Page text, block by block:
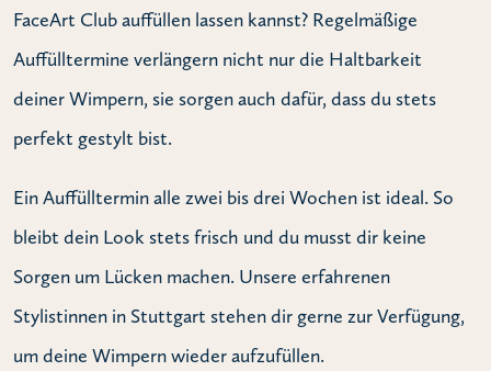
FaceArt Club auffüllen lassen kannst? Regelmäßige
Auffülltermine verlängern nicht nur die Haltbarkeit
deiner Wimpern, sie sorgen auch dafür, dass du stets
perfekt gestylt bist.
Ein Auffülltermin alle zwei bis drei Wochen ist ideal. So
bleibt dein Look stets frisch und du musst dir keine
Sorgen um Lücken machen. Unsere erfahrenen
Stylistinnen in Stuttgart stehen dir gerne zur Verfügung,
um deine Wimpern wieder aufzufüllen.